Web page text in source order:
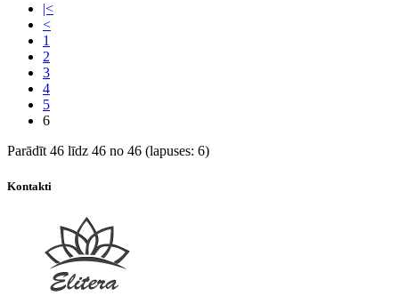
|<
<
1
2
3
4
5
6
Parādīt 46 līdz 46 no 46 (lapuses: 6)
Kontakti